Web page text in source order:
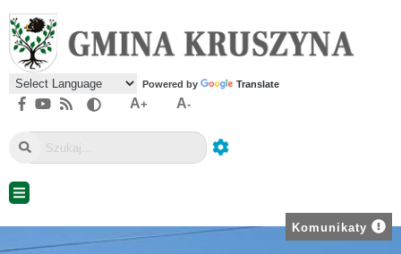
Powered by Translate
A+ A-
Komunikaty